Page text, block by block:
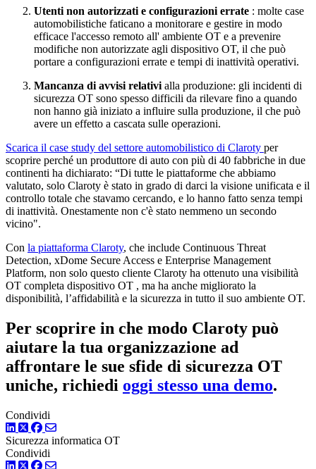
Utenti non autorizzati e configurazioni errate : molte case
automobilistiche faticano a monitorare e gestire in modo
efficace l'accesso remoto all' ambiente OT e a prevenire
modifiche non autorizzate agli dispositivo OT, il che può
portare a configurazioni errate e tempi di inattività operativi.
Mancanza di avvisi relativi alla produzione: gli incidenti di
sicurezza OT sono spesso difficili da rilevare fino a quando
non hanno già iniziato a influire sulla produzione, il che può
avere un effetto a cascata sulle operazioni.
Scarica il case study del settore automobilistico di Claroty per
scoprire perché un produttore di auto con più di 40 fabbriche in due
continenti ha dichiarato: “Di tutte le piattaforme che abbiamo
valutato, solo Claroty è stato in grado di darci la visione unificata e il
controllo totale che stavamo cercando, e lo hanno fatto senza tempi
di inattività. Onestamente non c'è stato nemmeno un secondo
vicino".
Con la piattaforma Claroty, che include Continuous Threat
Detection, xDome Secure Access e Enterprise Management
Platform, non solo questo cliente Claroty ha ottenuto una visibilità
OT completa dispositivo OT , ma ha anche migliorato la
disponibilità, l’affidabilità e la sicurezza in tutto il suo ambiente OT.
Per scoprire in che modo Claroty può
aiutare la tua organizzazione ad
affrontare le sue sfide di sicurezza OT
uniche, richiedi oggi stesso una demo.
Condividi
LinkedIn
TwitterFacebook
Sicurezza informatica OT
Condividi
LinkedIn
TwitterFacebook